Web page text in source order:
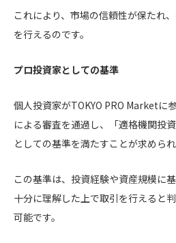
これにより、市場の信頼性が保たれ
を行えるのです。
プロ投資家としての基準
個人投資家がTOKYO PRO Marketに
による審査を通過し、「適格機関投
としての基準を満たすことが求められ
この基準は、投資経験や資産規模に
十分に理解した上で取引を行えると
可能です。